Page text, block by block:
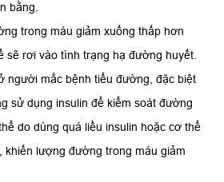
bằng.
trong máu giảm xuống thấp hơn
sẽ rơi vào tình trạng hạ đường huyết.
người mắc bệnh tiểu đường, đặc biệt
sử dụng insulin để kiểm soát đường
do dùng quá liều insulin hoặc cơ thể
khiến lượng đường trong máu giảm